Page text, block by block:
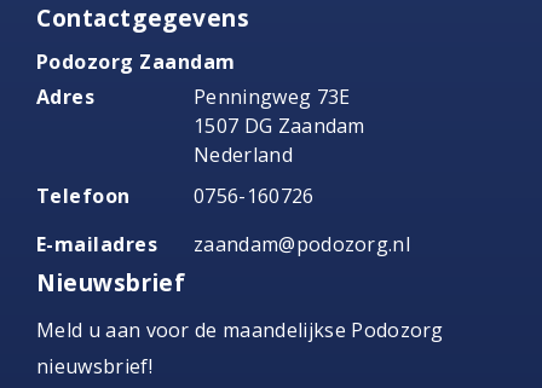
Contactgegevens
Podozorg Zaandam
Adres
Penningweg 73E
1507 DG Zaandam
Nederland
Telefoon
0756-160726
E-mailadres
zaandam@podozorg.nl
Nieuwsbrief
Meld u aan voor de maandelijkse Podozorg
nieuwsbrief!